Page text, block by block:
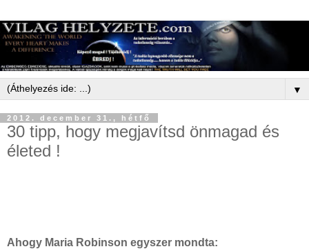
▼
2012. december 31., hétfő
30 tipp, hogy megjavítsd önmagad és
életed !
Ahogy Maria Robinson egyszer mondta: